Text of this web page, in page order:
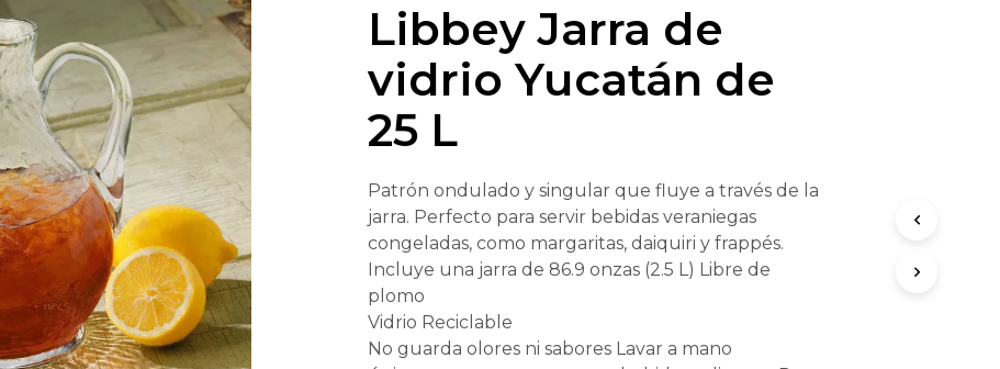
Libbey Jarra de
vidrio Yucatán de
25 L
Patrón ondulado y singular que fluye a través de la
jarra. Perfecto para servir bebidas veraniegas
congeladas, como margaritas, daiquiri y frappés.
Incluye una jarra de 86.9 onzas (2.5 L) Libre de
plomo
Vidrio Reciclable
No guarda olores ni sabores Lavar a mano